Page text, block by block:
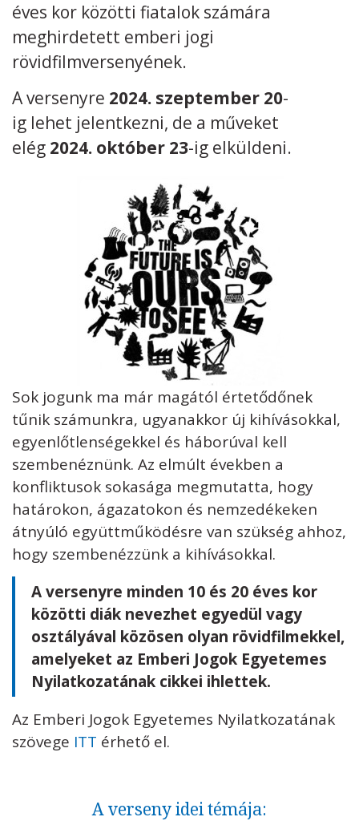
éves kor közötti fiatalok számára
meghirdetett emberi jogi
rövidfilmversenyének.
A versenyre 2024. szeptember 20-
ig lehet jelentkezni, de a műveket
elég 2024. október 23-ig elküldeni.
Sok jogunk ma már magától értetődőnek
tűnik számunkra, ugyanakkor új kihívásokkal,
egyenlőtlenségekkel és háborúval kell
szembenéznünk. Az elmúlt években a
konfliktusok sokasága megmutatta, hogy
határokon, ágazatokon és nemzedékeken
átnyúló együttműködésre van szükség ahhoz,
hogy szembenézzünk a kihívásokkal.
A versenyre minden 10 és 20 éves kor
közötti diák nevezhet egyedül vagy
osztályával közösen olyan rövidfilmekkel,
amelyeket az Emberi Jogok Egyetemes
Nyilatkozatának cikkei ihlettek.
Az Emberi Jogok Egyetemes Nyilatkozatának
szövege ITT érhető el.
A verseny idei témája: